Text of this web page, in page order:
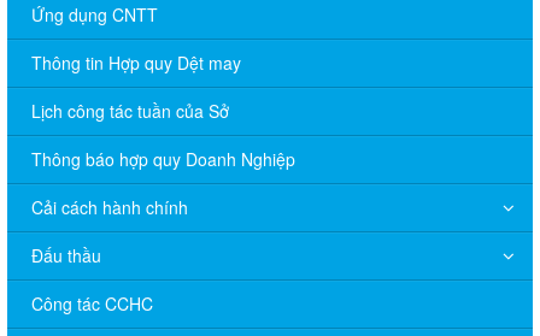
Ứng dụng CNTT
Thông tin Hợp quy Dệt may
Lịch công tác tuần của Sở
Thông báo hợp quy Doanh Nghiệp
Cải cách hành chính
Đấu thầu
Công tác CCHC